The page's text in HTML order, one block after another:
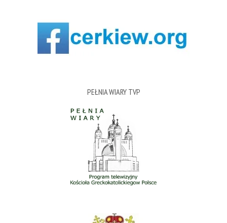
PEŁNIA WIARY TVP